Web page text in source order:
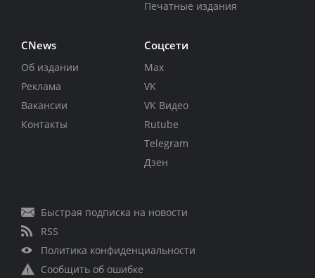
Печатные издания
CNews
Об издании
Реклама
Вакансии
Контакты
Соцсети
Max
VK
VK Видео
Rutube
Telegram
Дзен
Быстрая подписка на новости
RSS
Политика конфиденциальности
Сообщить об ошибке